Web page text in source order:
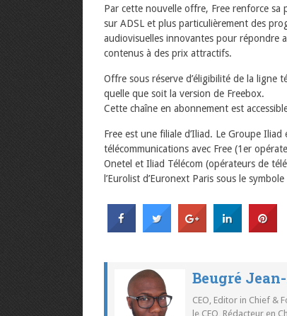
Par cette nouvelle offre, Free renforce
sur ADSL et plus particulièrement des
audiovisuelles innovantes pour répondre
contenus à des prix attractifs.
Offre sous réserve d’éligibilité de la ligne
quelle que soit la version de Freebox.
Cette chaîne en abonnement est
Free est une filiale d’Iliad. Le Groupe
télécommunications avec Free (1er
Onetel et Iliad Télécom (opérateurs de
l’Eurolist d’Euronext Paris sous le
Beugré
CEO, Editor in Chief &
le CEO, Rédacteur en